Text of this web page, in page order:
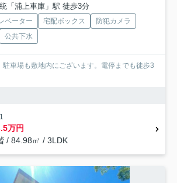
「浦上車庫」駅 徒歩3分
ベーター 宅配ボックス
防犯カメラ
公共下水
車場も敷地内にございます。電停までも徒歩3
万円
/ 84.98㎡ / 3LDK